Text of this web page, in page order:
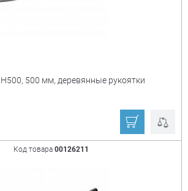
500 мм, деревянные рукоятки
Код товара 00126211